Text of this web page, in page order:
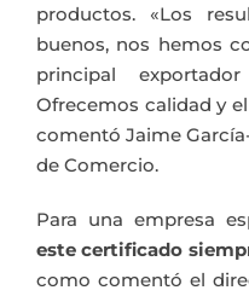
productos. «Los
buenos, nos hemos
principal
Ofrecemos calidad y
comentó Jaime
de Comercio.
Para una empresa
este certificado
como comentó el